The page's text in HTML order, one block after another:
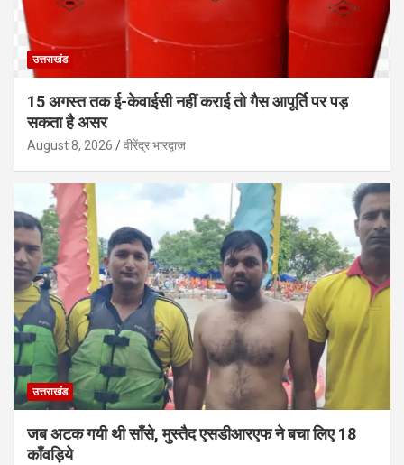
उत्तराखंड
15 अगस्त तक ई-केवाईसी नहीं कराई तो गैस आपूर्ति पर पड़
सकता है असर
August 8, 2026 वीरेंद्र भारद्वाज
उत्तराखंड
जब अटक गयी थी साँसे, मुस्तैद एसडीआरएफ ने बचा लिए 18
काँवड़िये